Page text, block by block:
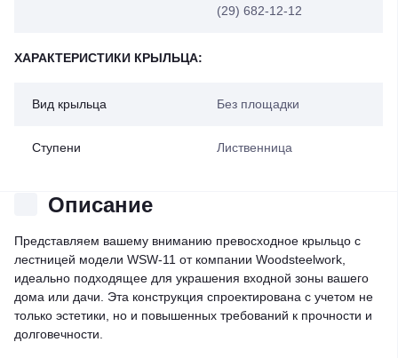
(29) 682-12-12
ХАРАКТЕРИСТИКИ КРЫЛЬЦА:
Вид крыльца Без площадки
Ступени Лиственница
Описание
Представляем вашему вниманию превосходное крыльцо с
лестницей модели WSW-11 от компании Woodsteelwork,
идеально подходящее для украшения входной зоны вашего
дома или дачи. Эта конструкция спроектирована с учетом не
только эстетики, но и повышенных требований к прочности и
долговечности.